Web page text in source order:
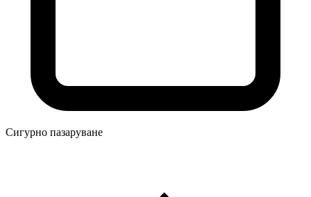
Сигурно пазаруване